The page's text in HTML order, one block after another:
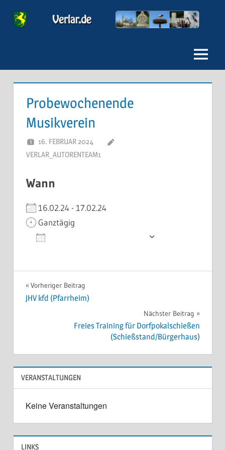
Inhalt
Verlar
Menu
Probewochenende
Musikverein
16. FEBRUAR 2024
VERLAR_AUTORENTEAM1
Wann
16.02.24 - 17.02.24
Ganztägig
Beitragsnavigation
Vorheriger Beitrag
JHV kfd (Pfarrheim)
Nächster Beitrag
Freies Training für Dorfpokalschießen
(Schießstand/Bürgerhaus)
VERANSTALTUNGEN
Keine Veranstaltungen
LINKS